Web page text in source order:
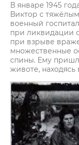
В январе 1945
Виктор с
военный
при ликвидации
при взрыве
множественные
спины. Ему
животе, находясь